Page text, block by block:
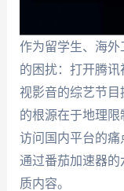
作为留学生、海
的困扰：打开腾
视影音的综艺节目
的根源在于地理
访问国内平台的
通过番茄加速器
质内容。